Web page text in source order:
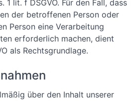
1 lit. f DSGVO. Für den Fall, dass
der betroffenen Person oder
Person eine Verarbeitung
erforderlich machen, dient
als Rechtsgrundlage.
über den Inhalt unserer